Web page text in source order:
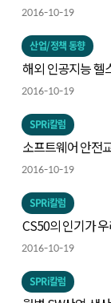
2016-10-19
산업/정책 동향
해외 인공지능 헬
2016-10-19
SPRi칼럼
소프트웨어 안전
2016-10-19
SPRi칼럼
CS50의 인기가
2016-10-19
SPRi칼럼